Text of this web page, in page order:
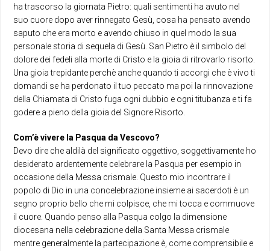
ha trascorso la giornata Pietro: quali sentimenti ha avuto nel
suo cuore dopo aver rinnegato Gesù, cosa ha pensato avendo
saputo che era morto e avendo chiuso in quel modo la sua
personale storia di sequela di Gesù. San Pietro è il simbolo del
dolore dei fedeli alla morte di Cristo e la gioia di ritrovarlo risorto.
Una gioia trepidante perchè anche quando ti accorgi che è vivo ti
domandi se ha perdonato il tuo peccato ma poi la rinnovazione
della Chiamata di Cristo fuga ogni dubbio e ogni titubanza e ti fa
godere a pieno della gioia del Signore Risorto.
Com’è vivere la Pasqua da Vescovo?
Devo dire che aldilà del significato oggettivo, soggettivamente ho
desiderato ardentemente celebrare la Pasqua per esempio in
occasione della Messa crismale. Questo mio incontrare il
popolo di Dio in una concelebrazione insieme ai sacerdoti è un
segno proprio bello che mi colpisce, che mi tocca e commuove
il cuore. Quando penso alla Pasqua colgo la dimensione
diocesana nella celebrazione della Santa Messa crismale
mentre generalmente la partecipazione è, come comprensibile e